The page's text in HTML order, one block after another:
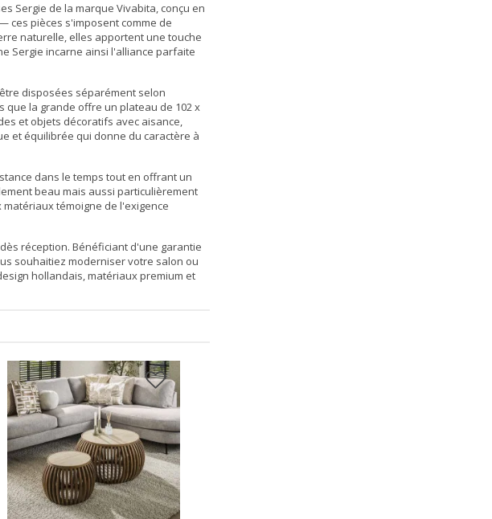
Sergie de la marque Vivabita, conçu en
pièces s'imposent comme de
naturelle, elles apportent une touche
Sergie incarne ainsi l'alliance parfaite
disposées séparément selon
que la grande offre un plateau de 102 x
et objets décoratifs avec aisance,
et équilibrée qui donne du caractère à
dans le temps tout en offrant un
beau mais aussi particulièrement
témoigne de l'exigence
réception. Bénéficiant d'une garantie
souhaitiez moderniser votre salon ou
hollandais, matériaux premium et